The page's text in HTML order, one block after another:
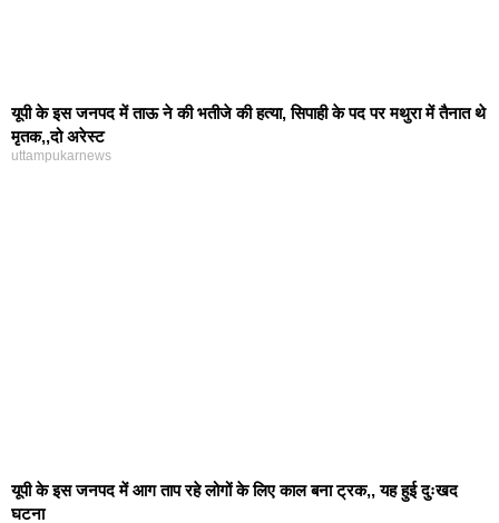
यूपी के इस जनपद में ताऊ ने की भतीजे की हत्या, सिपाही के पद पर मथुरा में तैनात थे
मृतक,,दो अरेस्ट
uttampukarnews
यूपी के इस जनपद में आग ताप रहे लोगों के लिए काल बना ट्रक,, यह हुई दुःखद
घटना